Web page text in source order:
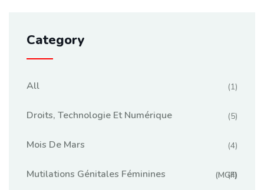
Category
All (1)
Droits, Technologie Et Numérique (5)
Mois De Mars (4)
Mutilations Génitales Féminines (MGF)
(4)